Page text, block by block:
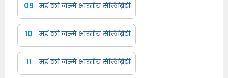
09 मई को जन्मे भारतीय सेलिब्रिटी
10 मई को जन्मे भारतीय सेलिब्रिटी
11 मई को जन्मे भारतीय सेलिब्रिटी